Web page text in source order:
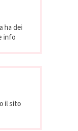
ha dei
info
il sito